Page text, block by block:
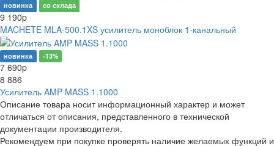
новинка со склада
9 190p
MACHETE MLA-500.1XS усилитель моноблок 1-канальный
новинка -13%
7 690p
8 886
Усилитель AMP MASS 1.1000
Описание товара носит информационный характер и может
отличаться от описания, представленного в технической
документации производителя.
Рекомендуем при покупке проверять наличие желаемых функций и